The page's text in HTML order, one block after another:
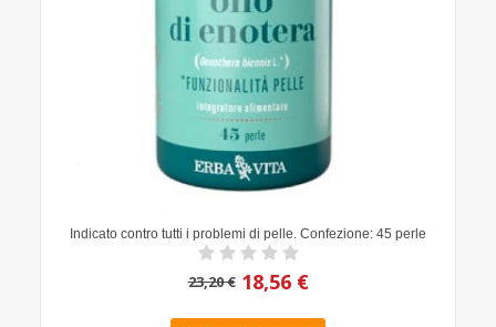
Indicato contro tutti i problemi di pelle. Confezione: 45 perle
23,20 € 18,56 €